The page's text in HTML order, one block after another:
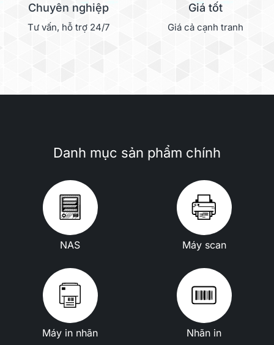
Chuyên nghiệp
Tư vấn, hỗ trợ 24/7
Giá tốt
Giá cả cạnh tranh
Danh mục sản phẩm chính
NAS Máy scan
Máy in nhãn Nhãn in